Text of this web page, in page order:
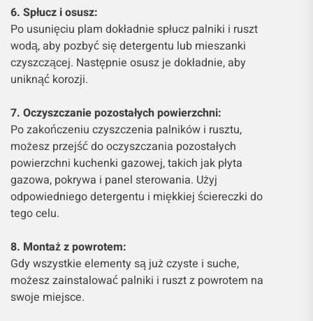
6. Spłucz i osusz:
Po usunięciu plam dokładnie spłucz palniki i ruszt
wodą, aby pozbyć się detergentu lub mieszanki
czyszczącej. Następnie osusz je dokładnie, aby
uniknąć korozji.
7. Oczyszczanie pozostałych powierzchni:
Po zakończeniu czyszczenia palników i rusztu,
możesz przejść do oczyszczania pozostałych
powierzchni kuchenki gazowej, takich jak płyta
gazowa, pokrywa i panel sterowania. Użyj
odpowiedniego detergentu i miękkiej ściereczki do
tego celu.
8. Montaż z powrotem:
Gdy wszystkie elementy są już czyste i suche,
możesz zainstalować palniki i ruszt z powrotem na
swoje miejsce.